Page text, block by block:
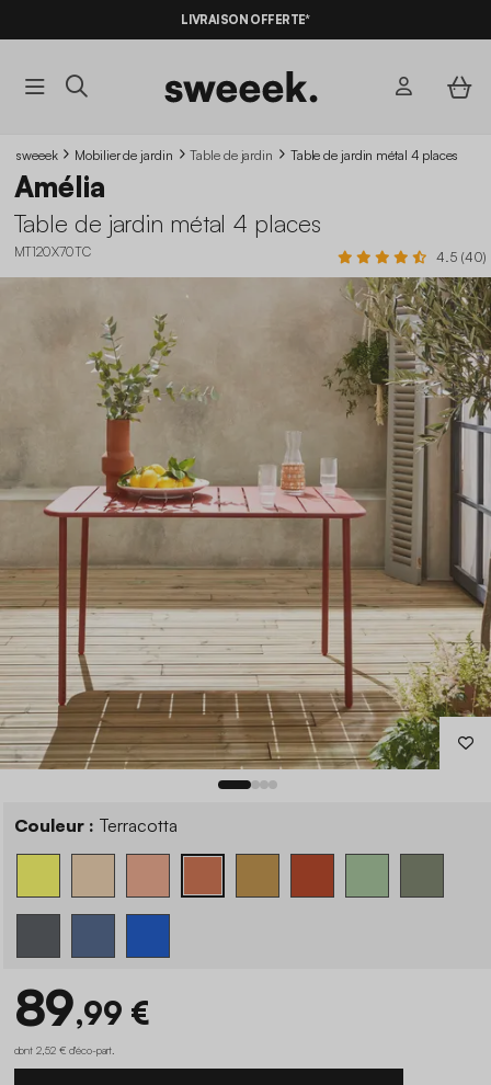
BONS PLANS* AVEC LECODE SUMMER10
LIVRAISON OFFERTE*
sweeek Mobilier de jardin Table de jardin Table de jardin métal 4 places
Amélia
Table de jardin métal 4 places
MT120X70TC 4.5 (40)
Couleur : Terracotta
89,99 €
dont 2,52 € d'éco-part